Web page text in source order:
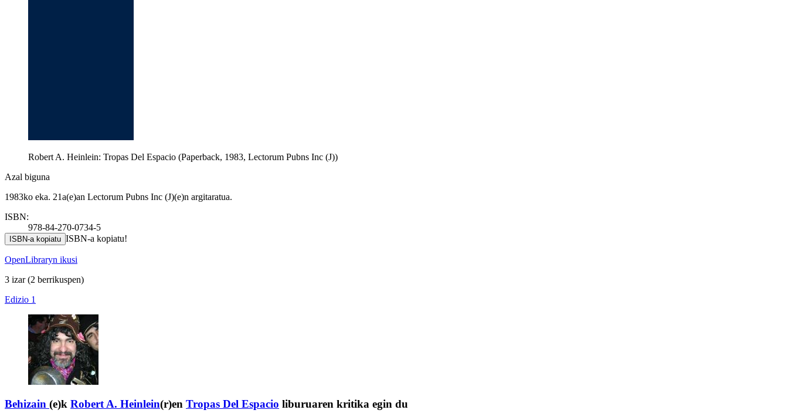
Robert A. Heinlein: Tropas Del Espacio (Paperback, 1983, Lectorum Pubns Inc (J))
Azal biguna
1983ko eka. 21a(e)an Lectorum Pubns Inc (J)(e)n argitaratua.
ISBN:
978-84-270-0734-5
ISBN-a kopiatu ISBN-a kopiatu!
OpenLibraryn ikusi
3 izar(2 berrikuspen)
Edizio 1
Behizain (e)k Robert A. Heinlein(r)en Tropas Del Espacio liburuaren kritika egin du